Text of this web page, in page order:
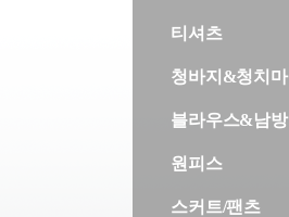
티셔츠
청바지&청치마
블라우스&남방
원피스
스커트/팬츠